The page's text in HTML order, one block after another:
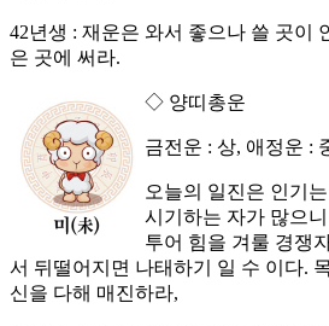
42년생 : 재운은 와서 좋으나 쓸 곳이
은 곳에 써라.
◇ 양띠총운
금전운 : 상, 애정운 :
오늘의 일진은 인기
시기하는 자가 많으
투어 힘을 겨룰 경쟁
서 뒤떨어지면 나태하기 일 수 이다.
신을 다해 매진하라,